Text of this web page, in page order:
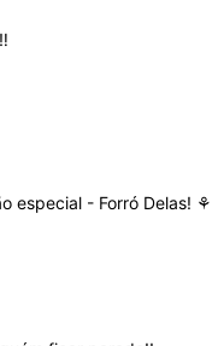
especial - Forró Delas! ⚘️